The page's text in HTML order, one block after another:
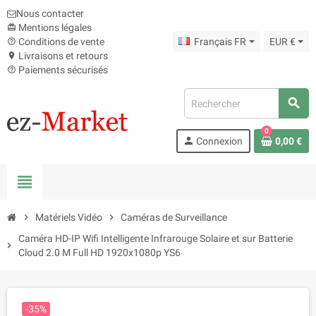
Nous contacter
card_giftcard Mentions légales
help_outline Conditions de vente
location_on Livraisons et retours
help_outline Paiements sécurisés
Français FR EUR €
search
person Connexion
0
0,00 €
view_headline
chevron_right Matériels Vidéo chevron_right Caméras de Surveillance
chevron_right
Caméra HD-IP Wifi Intelligente Infrarouge Solaire et sur Batterie
Cloud 2.0 M Full HD 1920x1080p YS6
-35%